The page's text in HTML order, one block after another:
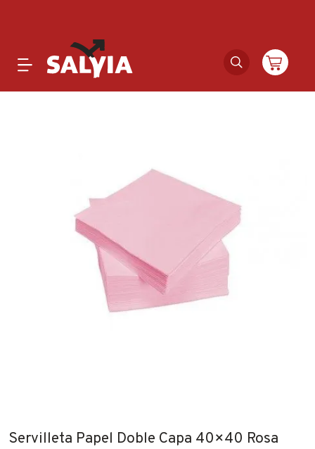
Ofertas
FAQ’s
Servilleta Papel Doble Capa 40×40 Rosa